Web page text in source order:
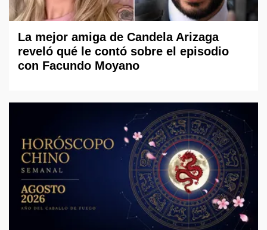
La mejor amiga de Candela Arizaga
reveló qué le contó sobre el episodio
con Facundo Moyano